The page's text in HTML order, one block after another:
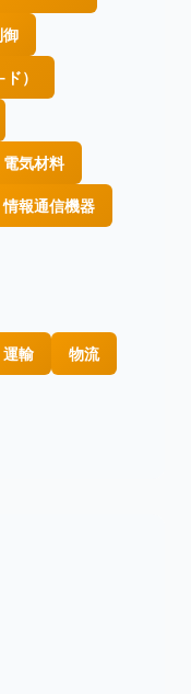
御
）
電気材料
情報通信機器
運輸 物流